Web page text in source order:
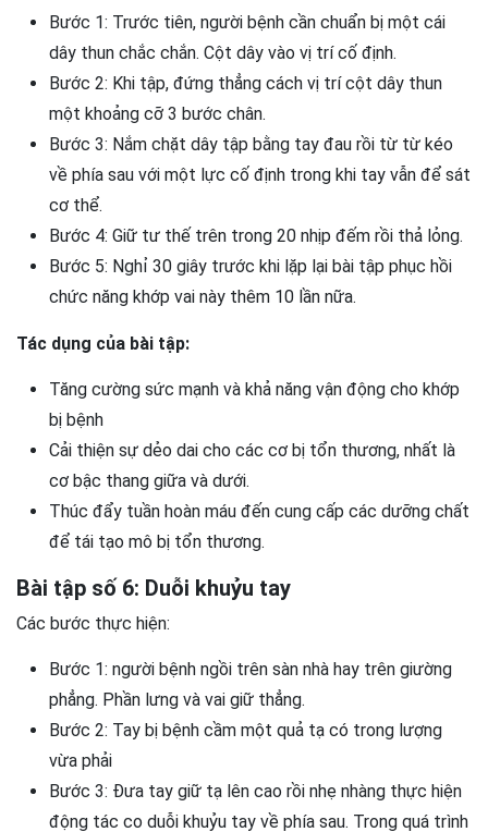
Bước 1: Trước tiên, người bệnh cần chuẩn bị một cái
dây thun chắc chắn. Cột dây vào vị trí cố định.
Bước 2: Khi tập, đứng thẳng cách vị trí cột dây thun
một khoảng cỡ 3 bước chân.
Bước 3: Nắm chặt dây tập bằng tay đau rồi từ từ kéo
về phía sau với một lực cố định trong khi tay vẫn để sát
cơ thể.
Bước 4: Giữ tư thế trên trong 20 nhịp đếm rồi thả lỏng.
Bước 5: Nghỉ 30 giây trước khi lặp lại bài tập phục hồi
chức năng khớp vai này thêm 10 lần nữa.
Tác dụng của bài tập:
Tăng cường sức mạnh và khả năng vận động cho khớp
bị bệnh
Cải thiện sự dẻo dai cho các cơ bị tổn thương, nhất là
cơ bậc thang giữa và dưới.
Thúc đẩy tuần hoàn máu đến cung cấp các dưỡng chất
để tái tạo mô bị tổn thương.
Bài tập số 6: Duỗi khuỷu tay
Các bước thực hiện:
Bước 1: người bệnh ngồi trên sàn nhà hay trên giường
phẳng. Phần lưng và vai giữ thẳng.
Bước 2: Tay bị bệnh cầm một quả tạ có trong lượng
vừa phải
Bước 3: Đưa tay giữ tạ lên cao rồi nhẹ nhàng thực hiện
động tác co duỗi khuỷu tay về phía sau. Trong quá trình